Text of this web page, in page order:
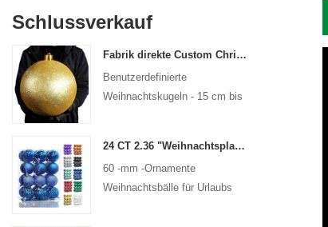
Schlussverkauf
Fabrik direkte Custom Christmas Ball Big Ornamente Große Kugeln 15 cm - 60 cm Weihnachts -Logo -Kugeln
Benutzerdefinierte
Weihnachtskugeln - 15 cm bis
24 CT 2.36 "Weihnachtsplastikball für hängende Ornamente Dekorationen Weihnachtsfleisch Bruchbällchen Urlaub Party Dekorative Dekorative
60 -mm -Ornamente
Weihnachtsbälle für Urlaubs